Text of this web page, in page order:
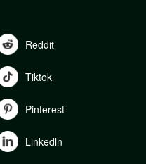
Reddit
Tiktok
Pinterest
Linkedln